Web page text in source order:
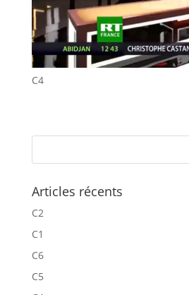
C4
Articles récents
C2
C1
C6
C5